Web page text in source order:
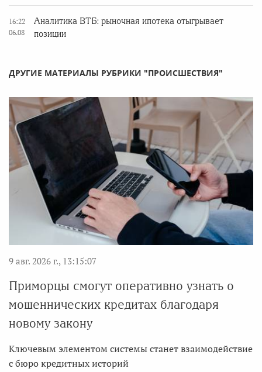
16:22
06.08
Аналитика ВТБ: рыночная ипотека отыгрывает
позиции
ДРУГИЕ МАТЕРИАЛЫ РУБРИКИ "ПРОИСШЕСТВИЯ"
9 авг. 2026 г., 13:15:07
Приморцы смогут оперативно узнать о
мошеннических кредитах благодаря
новому закону
Ключевым элементом системы станет взаимодействие
с бюро кредитных историй